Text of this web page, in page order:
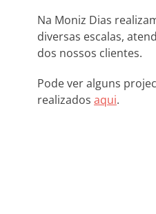
Na Moniz Dias
diversas escalas,
dos nossos clientes.
Pode ver alguns
realizados aqui.